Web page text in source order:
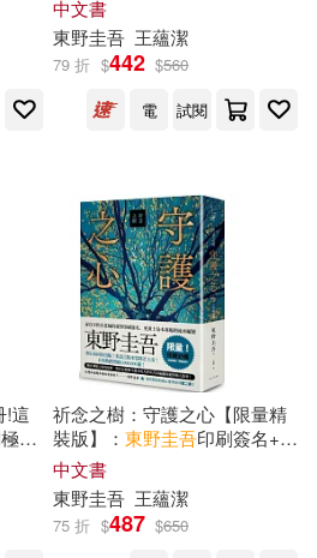
(1)
高野彬(1)
(11)
中文書
東野圭吾 王蘊潔
79 折 $442 $560
電
試閱
!這
致
祈念之樹：守護之心【限量精
裝版】： 東野圭吾印刷簽名+專
屬收藏編號
中文書
東野圭吾 王蘊潔
75 折 $487 $650